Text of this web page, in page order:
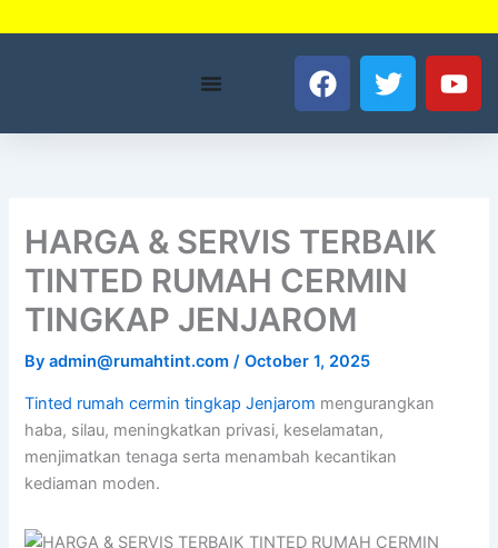
to
F
a
o
k
T
w
r
Y
o
HARGA & SERVIS TERBAIK
TINTED RUMAH CERMIN
TINGKAP JENJAROM
Byadmin@rumahtint.com/October 1, 2025
Tinted rumah cermin tingkap Jenjarom mengurangkan
haba, silau, meningkatkan privasi, keselamatan,
menjimatkan tenaga serta menambah kecantikan
kediaman moden.